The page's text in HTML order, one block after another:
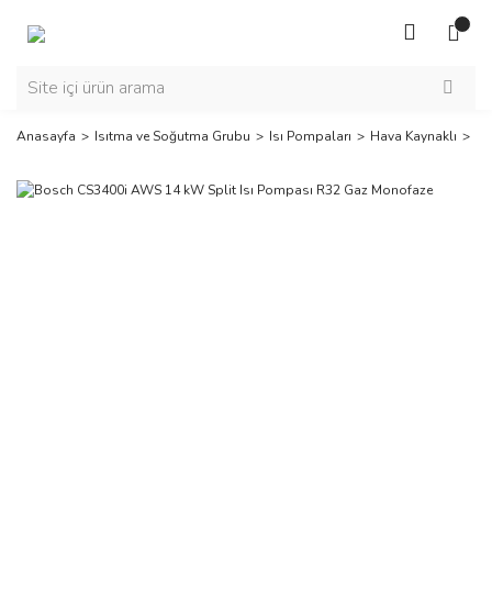
Anasayfa Isıtma ve Soğutma Grubu Isı Pompaları Hava Kaynaklı